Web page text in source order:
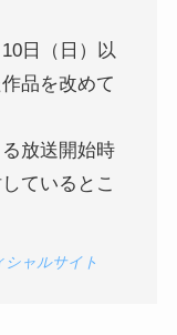
日（日）以
品を改めて
放送開始時
ているとこ
ャルサイト